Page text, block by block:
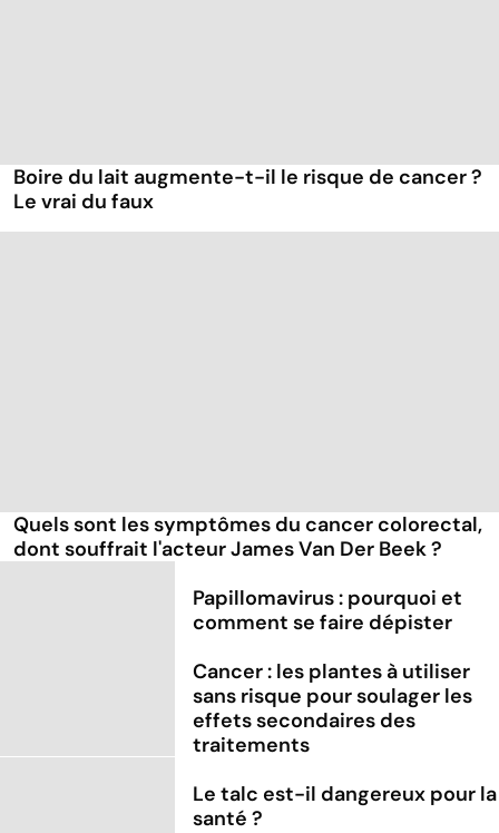
Boire du lait augmente-t-il le risque de cancer ?
Le vrai du faux
Quels sont les symptômes du cancer colorectal,
dont souffrait l'acteur James Van Der Beek ?
Papillomavirus : pourquoi et
comment se faire dépister
Cancer : les plantes à utiliser
sans risque pour soulager les
effets secondaires des
traitements
Le talc est-il dangereux pour la
santé ?